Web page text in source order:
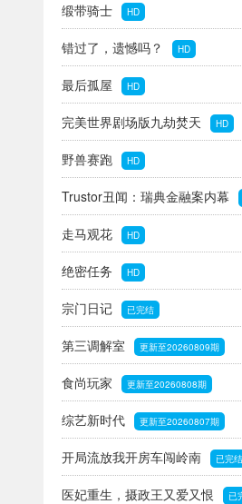
缎带骑士 HD
错过了，遗憾吗？ HD
最后孤屋 HD
完美世界剧场版九劫焚天 HD
野兽赛跑 HD
Trustor丑闻：瑞典金融案内幕
走马观花 HD
绝密任务 HD
宗门日记 已完结
第三调解室 更新至20260809期
食尚玩家 更新至20260808期
综艺新时代 更新至20260807期
开局流放我开房车闯岭南 已完结
医妃重生，摄政王又爱又恨 已